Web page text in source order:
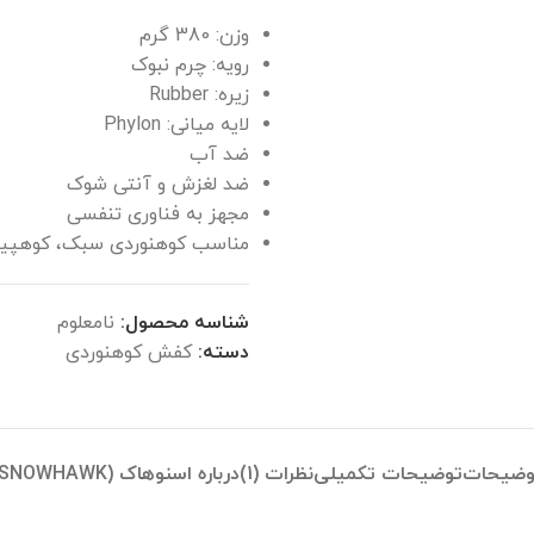
وزن: 380 گرم
رویه: چرم نبوک
زیره: Rubber
لایه میانی: Phylon
ضد آب
ضد لغزش و آنتی شوک
مجهز به فناوری تنفسی
مناسب کوهنوردی سبک،
شناسه محصول: نامعلوم
دسته: کفش کوهنوردی
توضیحات تکمیلینظرات (1) درباره اسنوهاک (SNOWHAWK)